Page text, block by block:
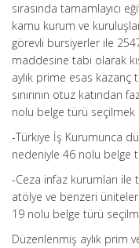
sırasında tamamlayıcı
kamu kurum ve
görevli bursiyerler ile
maddesine tabi olarak
aylık prime esas kazanç
sınırının otuz katından
nolu belge türü seçilmek
-Türkiye İş Kurumunca
nedeniyle 46 nolu belge
-Ceza infaz kurumları
atölye ve benzeri
19 nolu belge türü
Düzenlenmiş aylık prim